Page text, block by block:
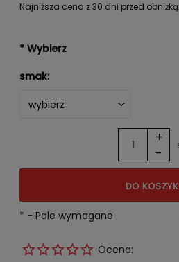
Najniższa cena z 30 dni przed obniżką:
* Wybierz
smak:
-
+
DO
* - Pole wymagane
Ocena: